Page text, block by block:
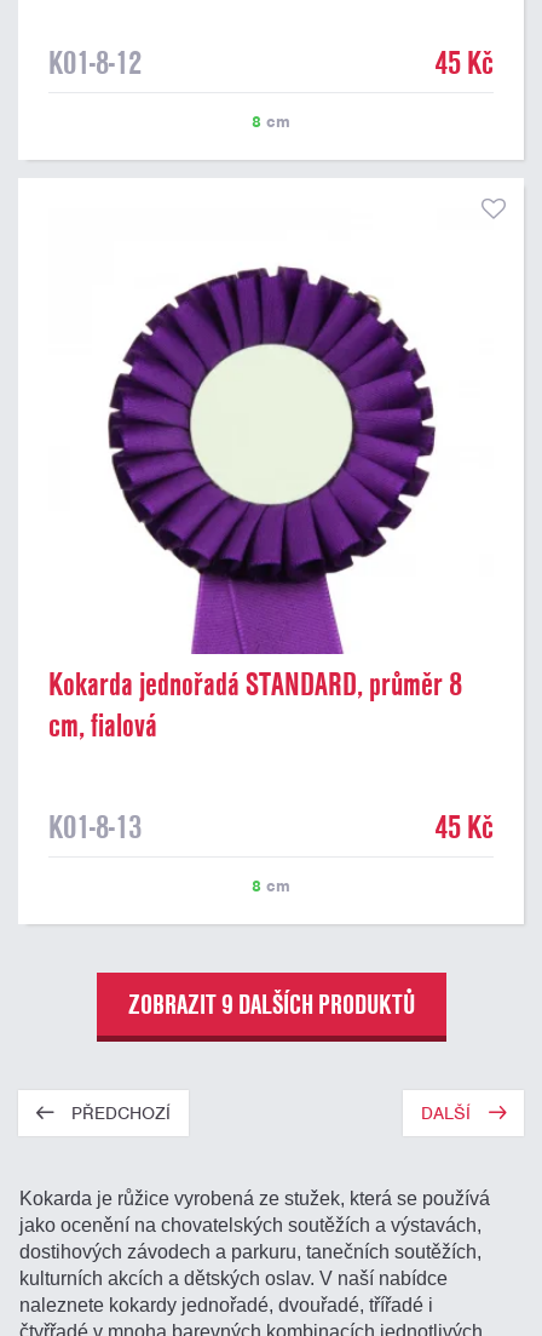
K01-8-12 45 Kč
8 cm
Kokarda jednořadá STANDARD, průměr 8
cm, fialová
K01-8-13 45 Kč
8 cm
ZOBRAZIT 9 DALŠÍCH PRODUKTŮ
PŘEDCHOZÍ DALŠÍ
Kokarda je růžice vyrobená ze stužek, která se používá
jako ocenění na chovatelských soutěžích a výstavách,
dostihových závodech a parkuru, tanečních soutěžích,
kulturních akcích a dětských oslav. V naší nabídce
naleznete kokardy jednořadé, dvouřadé, třířadé i
čtyřřadé v mnoha barevných kombinacích jednotlivých